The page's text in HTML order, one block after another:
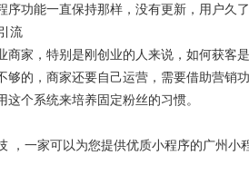
序功能一直保持那样，没有更新，用户久
流
商家，特别是刚创业的人来说，如何获客
够的，商家还要自己运营，需要借助营销
这个系统来培养固定粉丝的习惯。
，一家可以为您提供优质小程序的广州小